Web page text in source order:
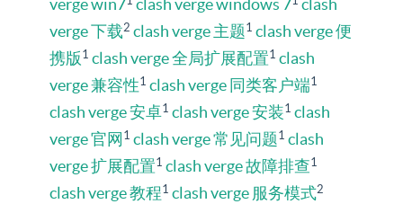
verge win7 clash verge windows 7 clash
verge 下载2 clash verge 主题1 clash verge 便
携版 1 clash verge 全局扩展配置1 clash
verge 兼容性1 clash verge 同类客户端1
clash verge 安卓1 clash verge 安装1 clash
verge 官网 1 clash verge 常见问题1 clash
verge 扩展配置1 clash verge 故障排查1
clash verge 教程1 clash verge 服务模式2